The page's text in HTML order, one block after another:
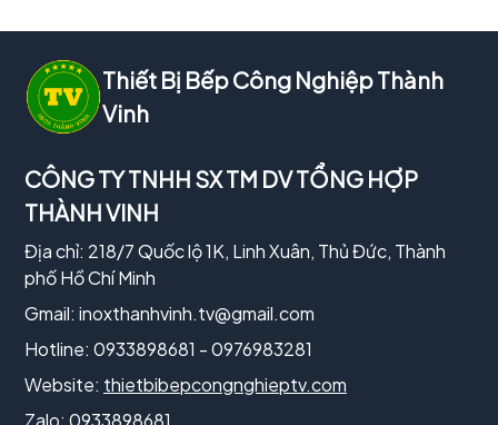
Thiết Bị Bếp Công Nghiệp Thành
Vinh
CÔNG TY TNHH SX TM DV TỔNG HỢP
THÀNH VINH
Địa chỉ: 218/7 Quốc lộ 1K, Linh Xuân, Thủ Đức, Thành
phố Hồ Chí Minh
Gmail: inoxthanhvinh.tv@gmail.com
Hotline: 0933898681 - 0976983281
Website: thietbibepcongnghieptv.com
Zalo: 0933898681